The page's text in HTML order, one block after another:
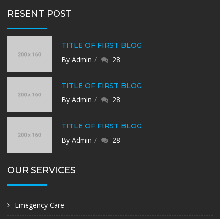
RESENT POST
TITLE OF FIRST BLOG
By Admin 28
TITLE OF FIRST BLOG
By Admin 28
TITLE OF FIRST BLOG
By Admin 28
OUR SERVICES
Emegency Care